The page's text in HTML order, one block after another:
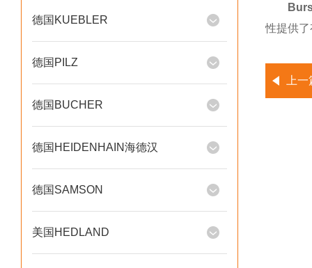
德国KUEBLER
德国PILZ
德国BUCHER
德国HEIDENHAIN海德汉
德国SAMSON
美国HEDLAND
性提供
上